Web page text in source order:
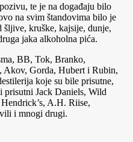
te je na događaju bilo
na svim štandovima bilo je
šljive, kruške, kajsije, dunje,
jaka alkoholna pića.
BB, Tok, Branko,
Akov, Gorda, Hubert i Rubin,
koje su bile prisutne,
prisutni Jack Daniels, Wild
A.H. Riise,
i mnogi drugi.